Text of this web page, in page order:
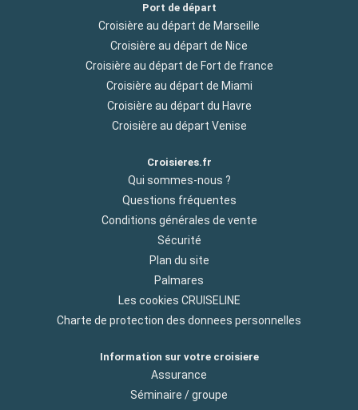
Port de départ
Croisière au départ de Marseille
Croisière au départ de Nice
Croisière au départ de Fort de france
Croisière au départ de Miami
Croisière au départ du Havre
Croisière au départ Venise
Croisieres.fr
Qui sommes-nous ?
Questions fréquentes
Conditions générales de vente
Sécurité
Plan du site
Palmares
Les cookies CRUISELINE
Charte de protection des donnees personnelles
Information sur votre croisiere
Assurance
Séminaire / groupe